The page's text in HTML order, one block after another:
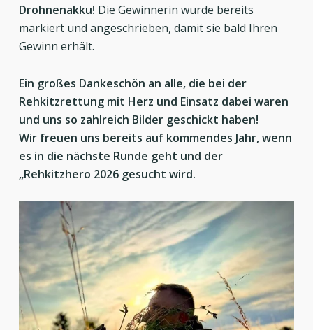
Drohnenakku! Die Gewinnerin wurde bereits
markiert und angeschrieben, damit sie bald Ihren
Gewinn erhält.
Ein großes Dankeschön an alle, die bei der
Rehkitzrettung mit Herz und Einsatz dabei waren
und uns so zahlreich Bilder geschickt haben!
Wir freuen uns bereits auf kommendes Jahr, wenn
es in die nächste Runde geht und der
„Rehkitzhero 2026 gesucht wird.